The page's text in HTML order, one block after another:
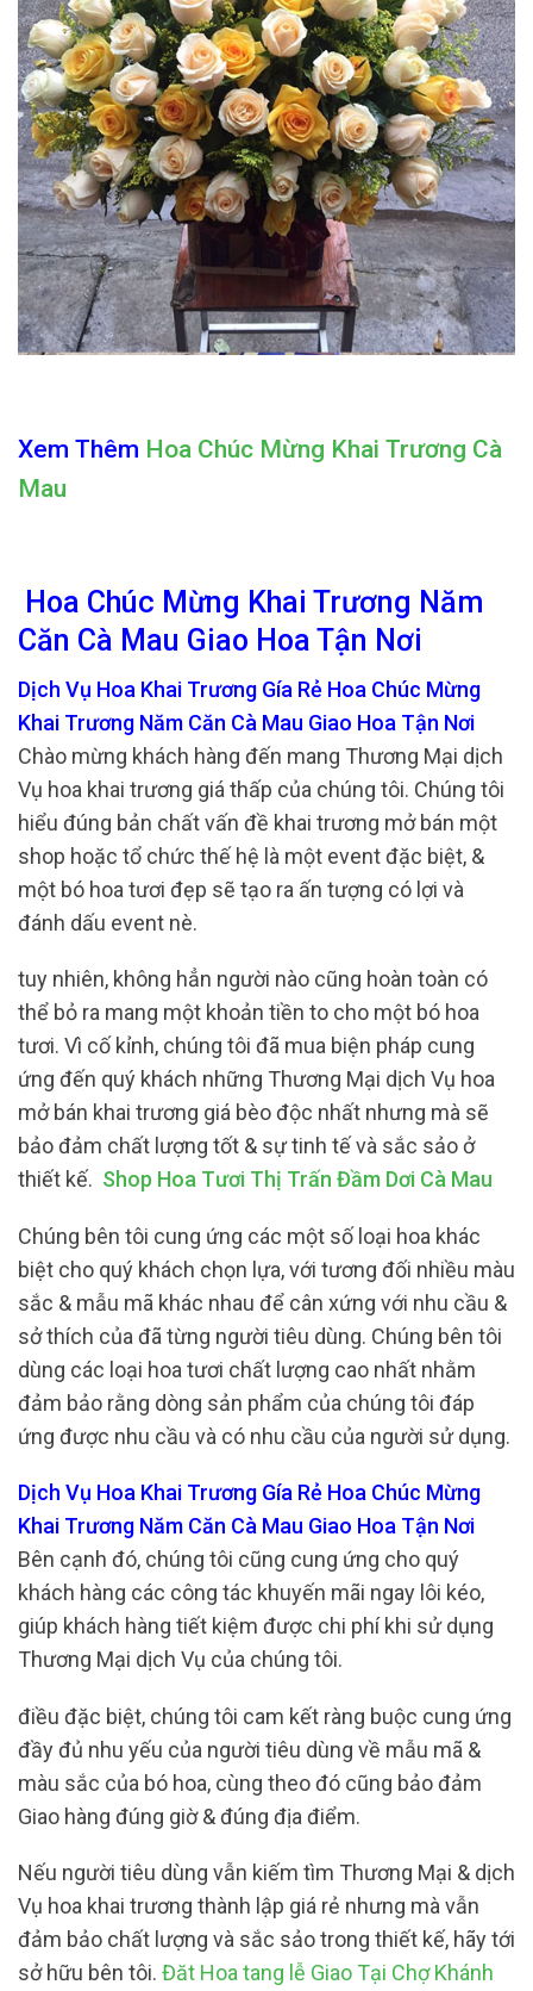
Xem Thêm Hoa Chúc Mừng Khai Trương Cà
Mau
Hoa Chúc Mừng Khai Trương Năm
Căn Cà Mau Giao Hoa Tận Nơi
Dịch Vụ Hoa Khai Trương Gía Rẻ Hoa Chúc Mừng
Khai Trương Năm Căn Cà Mau Giao Hoa Tận Nơi
Chào mừng khách hàng đến mang Thương Mại dịch
Vụ hoa khai trương giá thấp của chúng tôi. Chúng tôi
hiểu đúng bản chất vấn đề khai trương mở bán một
shop hoặc tổ chức thế hệ là một event đặc biệt, &
một bó hoa tươi đẹp sẽ tạo ra ấn tượng có lợi và
đánh dấu event nè.
tuy nhiên, không hẳn người nào cũng hoàn toàn có
thể bỏ ra mang một khoản tiền to cho một bó hoa
tươi. Vì cố kỉnh, chúng tôi đã mua biện pháp cung
ứng đến quý khách những Thương Mại dịch Vụ hoa
mở bán khai trương giá bèo độc nhất nhưng mà sẽ
bảo đảm chất lượng tốt & sự tinh tế và sắc sảo ở
thiết kế. Shop Hoa Tươi Thị Trấn Đầm Dơi Cà Mau
Chúng bên tôi cung ứng các một số loại hoa khác
biệt cho quý khách chọn lựa, với tương đối nhiều màu
sắc & mẫu mã khác nhau để cân xứng với nhu cầu &
sở thích của đã từng người tiêu dùng. Chúng bên tôi
dùng các loại hoa tươi chất lượng cao nhất nhằm
đảm bảo rằng dòng sản phẩm của chúng tôi đáp
ứng được nhu cầu và có nhu cầu của người sử dụng.
Dịch Vụ Hoa Khai Trương Gía Rẻ Hoa Chúc Mừng
Khai Trương Năm Căn Cà Mau Giao Hoa Tận Nơi
Bên cạnh đó, chúng tôi cũng cung ứng cho quý
khách hàng các công tác khuyến mãi ngay lôi kéo,
giúp khách hàng tiết kiệm được chi phí khi sử dụng
Thương Mại dịch Vụ của chúng tôi.
điều đặc biệt, chúng tôi cam kết ràng buộc cung ứng
đầy đủ nhu yếu của người tiêu dùng về mẫu mã &
màu sắc của bó hoa, cùng theo đó cũng bảo đảm
Giao hàng đúng giờ & đúng địa điểm.
Nếu người tiêu dùng vẫn kiếm tìm Thương Mại & dịch
Vụ hoa khai trương thành lập giá rẻ nhưng mà vẫn
đảm bảo chất lượng và sắc sảo trong thiết kế, hãy tới
sở hữu bên tôi. Đăt Hoa tang lễ Giao Tại Chợ Khánh